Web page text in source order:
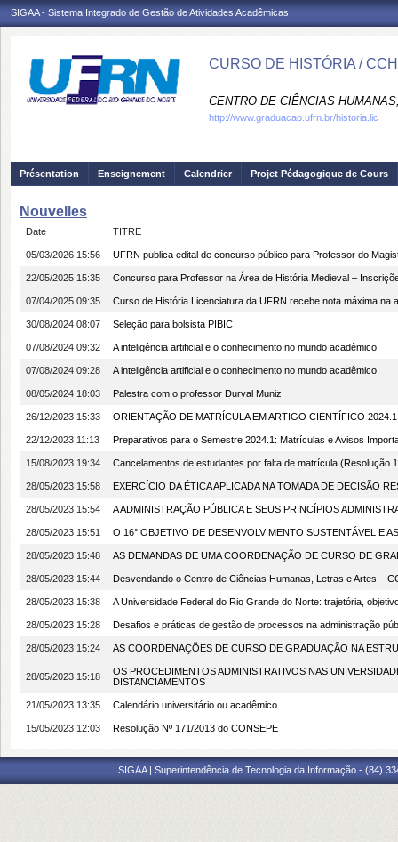
SIGAA - Sistema Integrado de Gestão de Atividades Acadêmicas
CURSO DE HISTÓRIA /
CENTRO DE CIÊNCIAS
http://www.graduacao.ufrn.br/historia.lic
Présentation Enseignement Calendrier Projet Pédagogique de Cours
Nouvelles
Date TITRE
05/03/2026 15:56 UFRN publica edital de concurso público para Professor do
22/05/2025 15:35 Concurso para Professor na Área de História Medieval –
07/04/2025 09:35 Curso de História Licenciatura da UFRN recebe nota máxima na
30/08/2024 08:07 Seleção para bolsista PIBIC
07/08/2024 09:32 A inteligência artificial e o conhecimento no mundo acadêmico
07/08/2024 09:28 A inteligência artificial e o conhecimento no mundo acadêmico
08/05/2024 18:03 Palestra com o professor Durval Muniz
26/12/2023 15:33 ORIENTAÇÃO DE MATRÍCULA EM ARTIGO CIENTÍFICO 2024.1
22/12/2023 11:13 Preparativos para o Semestre 2024.1: Matrículas e Avisos
15/08/2023 19:34 Cancelamentos de estudantes por falta de matrícula (Resolução
28/05/2023 15:58 EXERCÍCIO DA ÉTICA APLICADA NA TOMADA DE DECISÃO
28/05/2023 15:54 A ADMINISTRAÇÃO PÚBLICA E SEUS PRINCÍPIOS
28/05/2023 15:51 O 16° OBJETIVO DE DESENVOLVIMENTO SUSTENTÁVEL E
28/05/2023 15:48 AS DEMANDAS DE UMA COORDENAÇÃO DE CURSO DE
28/05/2023 15:44 Desvendando o Centro de Ciências Humanas, Letras e Artes –
28/05/2023 15:38 A Universidade Federal do Rio Grande do Norte: trajetória,
28/05/2023 15:28 Desafios e práticas de gestão de processos na administração
28/05/2023 15:24 AS COORDENAÇÕES DE CURSO DE GRADUAÇÃO NA
28/05/2023 15:18
OS PROCEDIMENTOS ADMINISTRATIVOS NAS
DISTANCIAMENTOS
21/05/2023 13:35 Calendário universitário ou acadêmico
15/05/2023 12:03 Resolução Nº 171/2013 do CONSEPE
SIGAA | Superintendência de Tecnologia da Informação - (84)